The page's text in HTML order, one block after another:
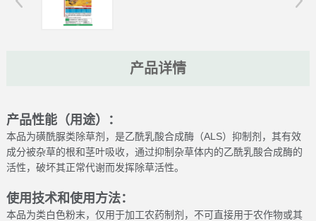
产品详情
产品性能（用途）：
本品为磺酰脲类除草剂，是乙酰乳酸合成酶（ALS）抑制剂，其有效
成分被杂草的根和茎叶吸收，通过抑制杂草体内的乙酰乳酸合成酶的
活性，破坏其正常代谢而发挥除草活性。
使用技术和使用方法：
本品为类白色粉末，仅用于加工农药制剂，不可直接用于农作物或其